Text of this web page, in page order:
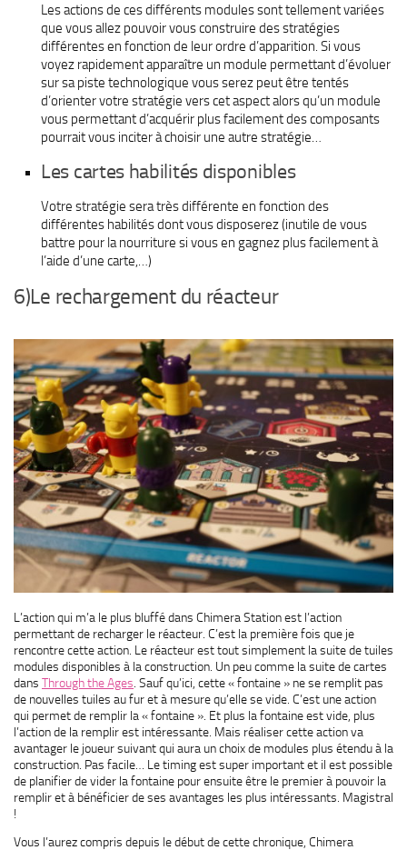
Les actions de ces différents modules sont tellement variées
que vous allez pouvoir vous construire des stratégies
différentes en fonction de leur ordre d’apparition. Si vous
voyez rapidement apparaître un module permettant d’évoluer
sur sa piste technologique vous serez peut être tentés
d’orienter votre stratégie vers cet aspect alors qu’un module
vous permettant d’acquérir plus facilement des composants
pourrait vous inciter à choisir une autre stratégie…
Les cartes habilités disponibles
Votre stratégie sera très différente en fonction des
différentes habilités dont vous disposerez (inutile de vous
battre pour la nourriture si vous en gagnez plus facilement à
l’aide d’une carte,…)
6)Le rechargement du réacteur
L’action qui m’a le plus bluffé dans Chimera Station est l’action
permettant de recharger le réacteur. C’est la première fois que je
rencontre cette action. Le réacteur est tout simplement la suite de tuiles
modules disponibles à la construction. Un peu comme la suite de cartes
dans Through the Ages . Sauf qu’ici, cette « fontaine » ne se remplit pas
de nouvelles tuiles au fur et à mesure qu’elle se vide. C’est une action
qui permet de remplir la « fontaine ». Et plus la fontaine est vide, plus
l’action de la remplir est intéressante. Mais réaliser cette action va
avantager le joueur suivant qui aura un choix de modules plus étendu à la
construction. Pas facile… Le timing est super important et il est possible
de planifier de vider la fontaine pour ensuite être le premier à pouvoir la
remplir et à bénéficier de ses avantages les plus intéressants. Magistral
!
Vous l’aurez compris depuis le début de cette chronique, Chimera